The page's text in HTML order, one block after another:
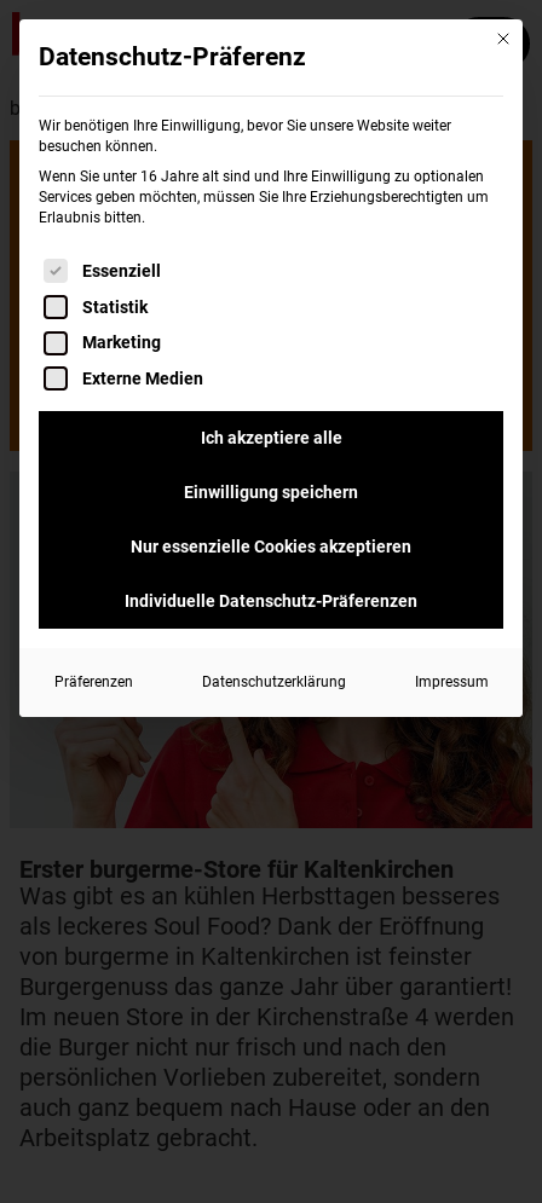
burgerme - Presse
Erster burgerme-
Store für
Kaltenkirchen
Frisch gemacht, schnell gebracht
Erster burgerme-Store für Kaltenkirchen
Was gibt es an kühlen Herbsttagen besseres
als leckeres Soul Food? Dank der Eröffnung
von burgerme in Kaltenkirchen ist feinster
Burgergenuss das ganze Jahr über garantiert!
Im neuen Store in der Kirchenstraße 4 werden
die Burger nicht nur frisch und nach den
persönlichen Vorlieben zubereitet, sondern
auch ganz bequem nach Hause oder an den
Arbeitsplatz gebracht.
Mit
Datenschutz-Präferenz
Wir benötigen Ihre Einwilligung, bevor Sie unsere Website weiter
besuchen können.
Wenn Sie unter 16 Jahre alt sind und Ihre Einwilligung zu optionalen
Services geben möchten, müssen Sie Ihre Erziehungsberechtigten um
Erlaubnis bitten.
Es folgt eine Liste der Service-Gruppen, für
Essenziell
Statistik
Marketing
Externe Medien
Ich akzeptiere alle
Einwilligung speichern
Nur essenzielle Cookies akzeptieren
Individuelle Datenschutz-Präferenzen
Präferenzen Datenschutzerklärung Impressum